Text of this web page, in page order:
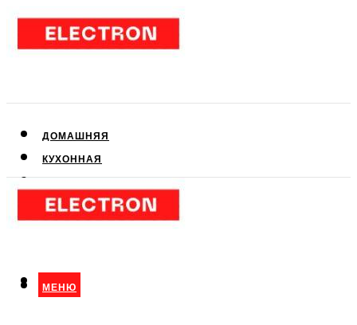
ДОМАШНЯЯ
КУХОННАЯ
КЛИМАТИЧЕСКАЯ
МЕНЮ
МЕНЮ